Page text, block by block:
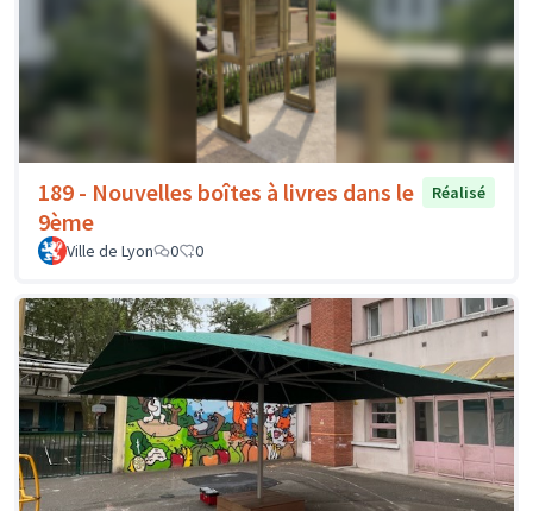
189 - Nouvelles boîtes à livres dans le
9ème
Réalisé
Ville de Lyon 0 0